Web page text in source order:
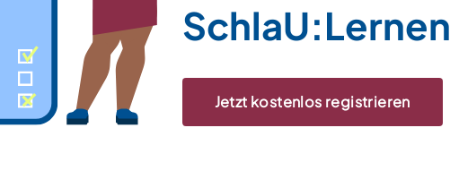
SchlaU:Lernen
Jetzt kostenlos registrieren